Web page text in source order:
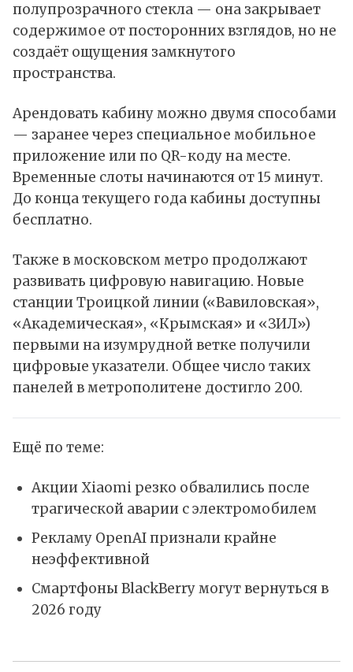
полупрозрачного стекла — она закрывает
содержимое от посторонних взглядов, но не
создаёт ощущения замкнутого
пространства.
Арендовать кабину можно двумя способами
— заранее через специальное мобильное
приложение или по QR-коду на месте.
Временные слоты начинаются от 15 минут.
До конца текущего года кабины доступны
бесплатно.
Также в московском метро продолжают
развивать цифровую навигацию. Новые
станции Троицкой линии («Вавиловская»,
«Академическая», «Крымская» и «ЗИЛ»)
первыми на изумрудной ветке получили
цифровые указатели. Общее число таких
панелей в метрополитене достигло 200.
Ещё по теме:
Акции Xiaomi резко обвалились после
трагической аварии с электромобилем
Рекламу OpenAI признали крайне
неэффективной
Смартфоны BlackBerry могут вернуться в
2026 году